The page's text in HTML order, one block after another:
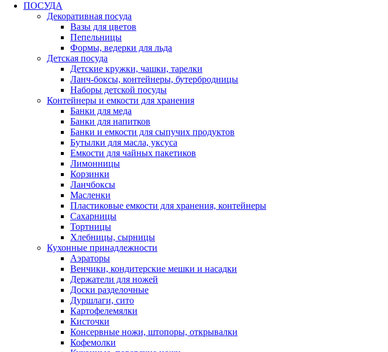
ПОСУДА
Декоративная посуда
Вазы для цветов
Пепельницы
Формы, ведерки для льда
Детская посуда
Детские кружки, чашки, тарелки
Ланч-боксы, контейнеры, бутербродницы
Наборы детской посуды
Контейнеры и емкости для хранения
Банки для меда
Банки для напитков
Банки и емкости для сыпучих продуктов
Бутылки для масла, уксуса
Емкости для чайных пакетиков
Лимонницы
Корзинки
Ланчбоксы
Масленки
Пластиковые емкости для хранения, контейнеры
Сахарницы
Тортницы
Хлебницы, сырницы
Кухонные принадлежности
Аэраторы
Венчики, кондитерские мешки и насадки
Держатели для ножей
Доски разделочные
Дуршлаги, сито
Картофелемялки
Кисточки
Консервные ножи, штопоры, открывалки
Кофемолки